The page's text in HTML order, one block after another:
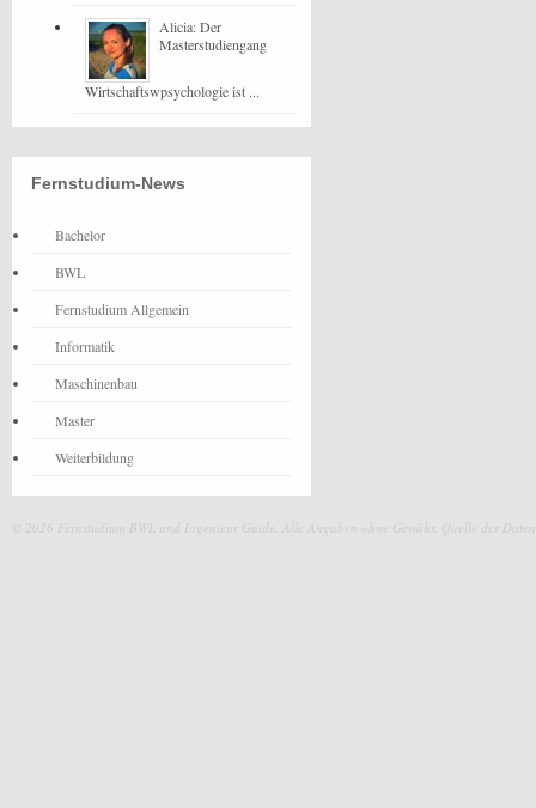
Alicia: Der
Masterstudiengang
Wirtschaftswpsychologie ist ...
Fernstudium-News
Bachelor
BWL
Fernstudium Allgemein
Informatik
Maschinenbau
Master
Weiterbildung
© 2026 Fernstudium BWL und Ingenieur Guide. Alle Angaben ohne Gewähr. Quelle der